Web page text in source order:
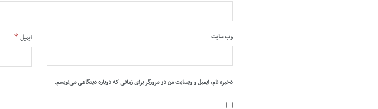
ایمیل * وب‌ سایت
ذخیره نام، ایمیل و وبسایت من در مرورگر برای زمانی که دوباره دیدگاهی می‌نویسم.